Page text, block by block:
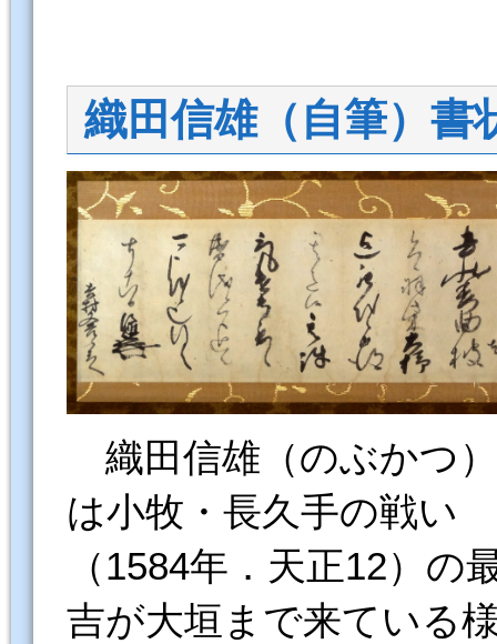
織田信雄（自筆）書
織田信雄（のぶかつ
は小牧・長久手の戦い
（1584年．天正12）
吉が大垣まで来ている